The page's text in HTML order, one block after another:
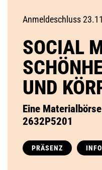
Anmeldeschluss
SOCIAL
UND
Eine
2632P5201
PRÄSENZ